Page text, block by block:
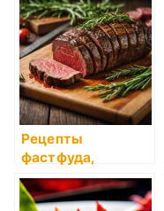
Рецепты
фастфуда,
которыми можно
удивить